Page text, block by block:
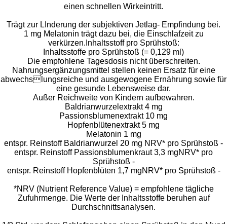
einen schnellen Wirkeintritt.
Trägt zur LInderung der subjektiven Jetlag- Empfindung bei.
1 mg Melatonin trägt dazu bei, die Einschlafzeit zu
verkürzen.Inhaltsstoff pro Sprühstoß:
Inhaltsstoffe pro Sprühstoß (= 0,129 ml)
Die empfohlene Tagesdosis nicht überschreiten.
Nahrungsergänzungsmittel stellen keinen Ersatz für eine
abwechslungsreiche und ausgewogene Ernährung sowie für
eine gesunde Lebensweise dar.
Außer Reichweite von Kindern aufbewahren.
Baldrianwurzelextrakt 4 mg
Passionsblumenextrakt 10 mg
Hopfenblütenextrakt 5 mg
Melatonin 1 mg
entspr. Reinstoff Baldrianwurzel 20 mg NRV* pro Sprühstoß -
entspr. Reinstoff Passionsblumenkraut 3,3 mgNRV* pro
Sprühstoß -
entspr. Reinstoff Hopfenblüten 1,7 mgNRV* pro Sprühstoß -
*NRV (Nutrient Reference Value) = empfohlene tägliche
Zufuhrmenge. Die Werte der Inhaltsstoffe beruhen auf
Durchschnittsanalysen.